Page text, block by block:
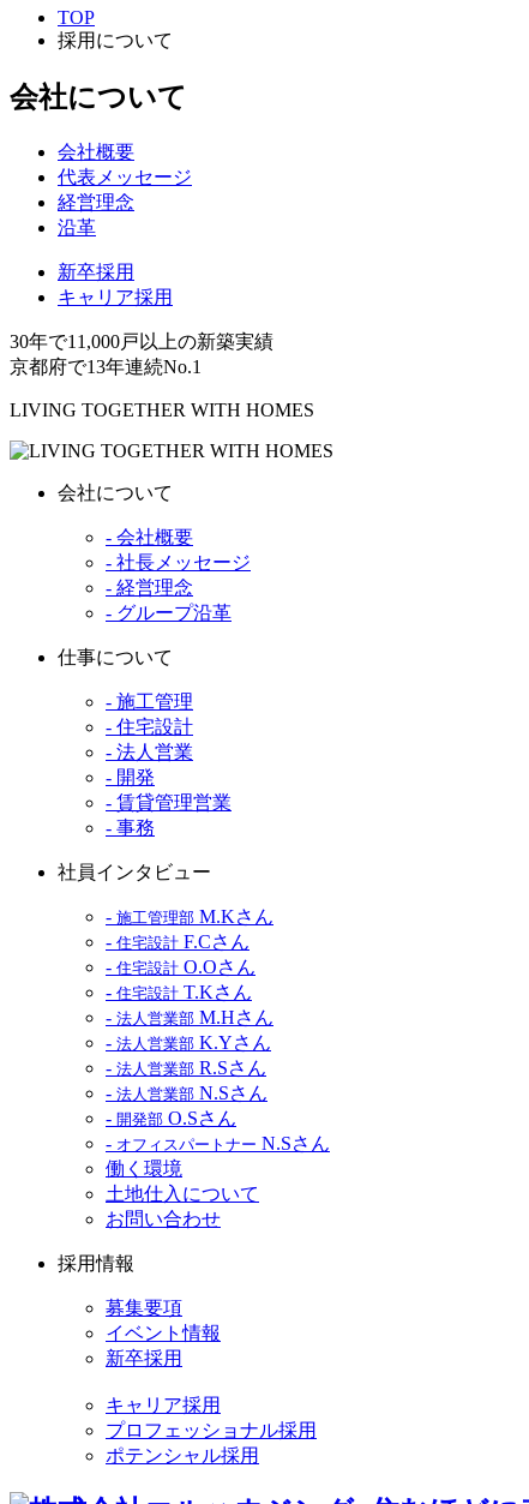
TOP
採用について
会社について
会社概要
代表メッセージ
経営理念
沿革
新卒採用
キャリア採用
30年で11,000戸以上の新築実績
京都府で13年連続No.1
LIVING TOGETHER WITH HOMES
会社について
- 会社概要
- 社長メッセージ
- 経営理念
- グループ沿革
仕事について
- 施工管理
- 住宅設計
- 法人営業
- 開発
- 賃貸管理営業
- 事務
社員インタビュー
- 施工管理部 M.Kさん
- 住宅設計 F.Cさん
- 住宅設計 O.Oさん
- 住宅設計 T.Kさん
- 法人営業部 M.Hさん
- 法人営業部 K.Yさん
- 法人営業部 R.Sさん
- 法人営業部 N.Sさん
- 開発部 O.Sさん
- オフィスパートナー N.Sさん
働く環境
土地仕入について
お問い合わせ
採用情報
募集要項
イベント情報
新卒採用
キャリア採用
プロフェッショナル採用
ポテンシャル採用